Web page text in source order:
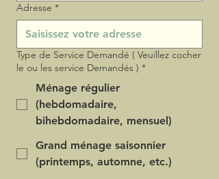
Adresse *
Type de Service Demandé ( Veuillez cocher
le ou les service Demandés ) *
Ménage régulier
(hebdomadaire,
bihebdomadaire, mensuel)
Grand ménage saisonnier
(printemps, automne, etc.)